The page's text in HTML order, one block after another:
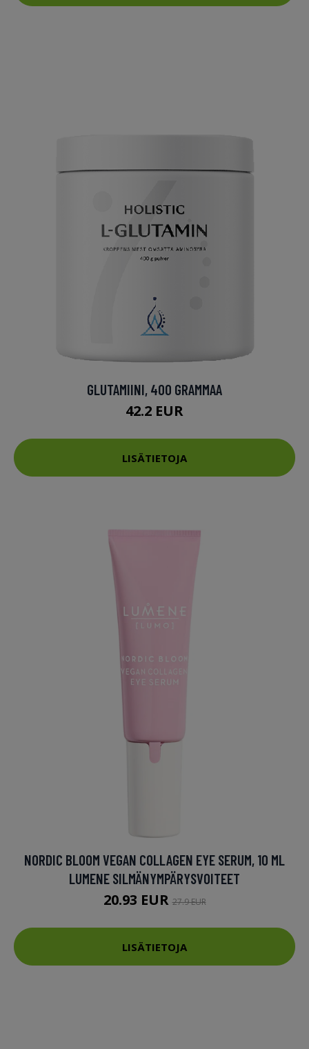
GLUTAMIINI, 400 GRAMMAA
42.2 EUR
LISÄTIETOJA
NORDIC BLOOM VEGAN COLLAGEN EYE SERUM, 10 ML
LUMENE SILMÄNYMPÄRYSVOITEET
20.93 EUR27.9 EUR
LISÄTIETOJA